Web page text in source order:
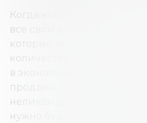
Когда компания решает
все свои деньги в
которые нелегко продать,
количество сухого
в экономике произойдет
продажи, компания
неликвидными запасами в
нужно будет оплачивать